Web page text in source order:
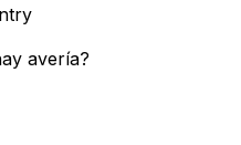
avería?